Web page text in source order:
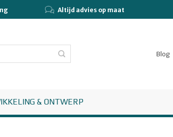
Altijd advies op maat
Blog
& ONTWERP